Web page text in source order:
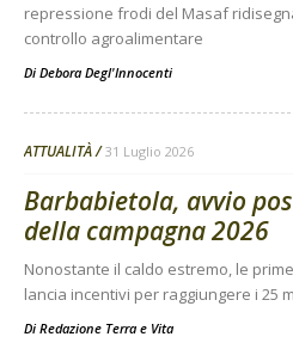
repressione frodi del Masaf
controllo agroalimentare
Di Debora Degl'Innocenti
ATTUALITÀ 31 Luglio 2026
Barbabietola, avvio
della campagna 2026
Nonostante il caldo estremo, le
lancia incentivi per raggiungere i 25
Di Redazione Terra e Vita